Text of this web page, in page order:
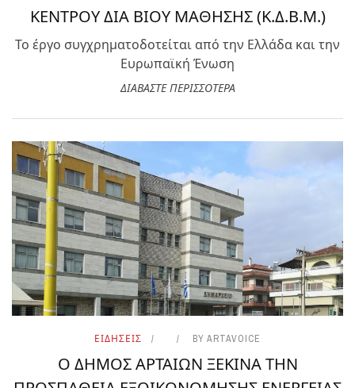
ΚΕΝΤΡΟΥ ΔΙΑ ΒΙΟΥ ΜΑΘΗΣΗΣ (Κ.Δ.Β.Μ.)
Το έργο συγχρηματοδοτείται από την Ελλάδα και την
Ευρωπαϊκή Ένωση
ΔΙΑΒΑΣΤΕ ΠΕΡΙΣΣΟΤΕΡΑ
ΕΙΔΗΣΕΙΣ BY ARTAVOICE
Ο ΔΗΜΟΣ ΑΡΤΑΙΩΝ ΞΕΚΙΝΑ ΤΗΝ